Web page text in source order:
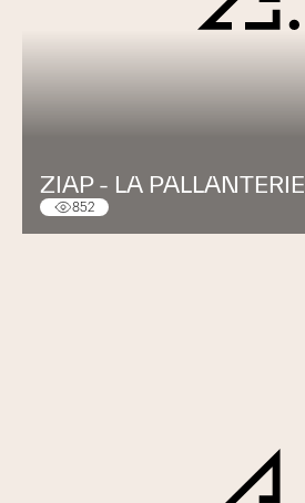
ZIAP - LA PALLANTERIE
852